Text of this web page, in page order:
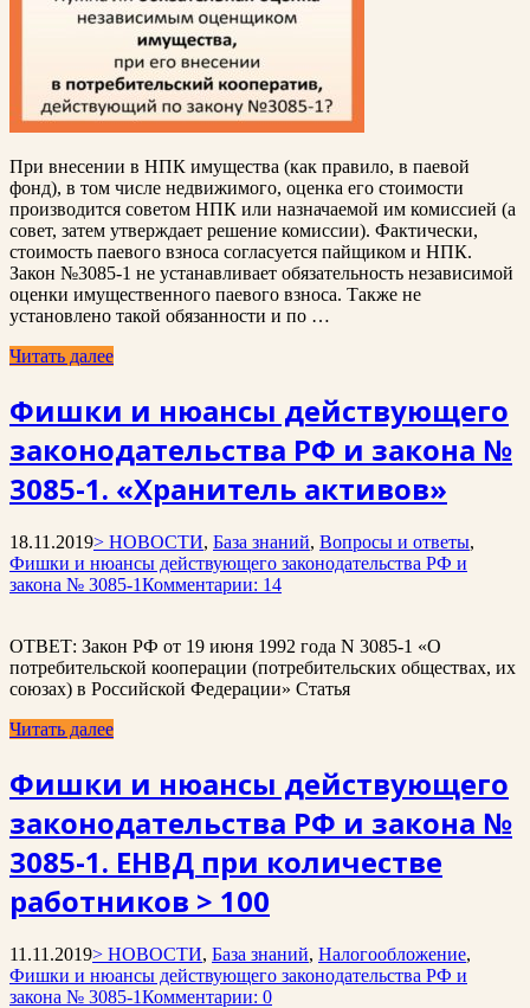
При внесении в НПК имущества (как правило, в паевой
фонд), в том числе недвижимого, оценка его стоимости
производится советом НПК или назначаемой им комиссией (а
совет, затем утверждает решение комиссии). Фактически,
стоимость паевого взноса согласуется пайщиком и НПК.
Закон №3085-1 не устанавливает обязательность независимой
оценки имущественного паевого взноса. Также не
установлено такой обязанности и по …
Читать далее
Фишки и нюансы действующего
законодательства РФ и закона №
3085-1. «Хранитель активов»
18.11.2019> НОВОСТИ, База знаний, Вопросы и ответы,
Фишки и нюансы действующего законодательства РФ и
закона № 3085-1Комментарии: 14
ОТВЕТ: Закон РФ от 19 июня 1992 года N 3085-1 «О
потребительской кооперации (потребительских обществах, их
союзах) в Российской Федерации» Статья
Читать далее
Фишки и нюансы действующего
законодательства РФ и закона №
3085-1. ЕНВД при количестве
работников > 100
11.11.2019> НОВОСТИ, База знаний, Налогообложение,
Фишки и нюансы действующего законодательства РФ и
закона № 3085-1Комментарии: 0